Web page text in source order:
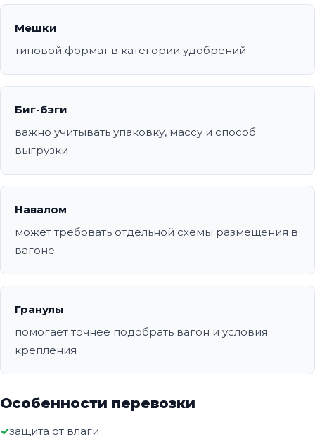
Мешки
типовой формат в категории удобрений
Биг-бэги
важно учитывать упаковку, массу и способ
выгрузки
Навалом
может требовать отдельной схемы размещения в
вагоне
Гранулы
помогает точнее подобрать вагон и условия
крепления
Особенности перевозки
защита от влаги